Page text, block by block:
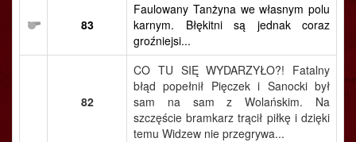
83
Faulowany Tanżyna we własnym polu
karnym. Błękitni są jednak coraz
groźniejsi...
82
CO TU SIĘ WYDARZYŁO?! Fatalny
błąd popełnił Pięczek i Sanocki był
sam na sam z Wolańskim. Na
szczęście bramkarz trącił piłkę i dzięki
temu Widzew nie przegrywa...